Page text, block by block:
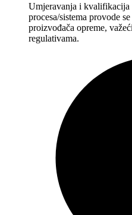
Umjeravanja i kvalifikacija
procesa/sistema provode
proizvođača opreme,
regulativama.